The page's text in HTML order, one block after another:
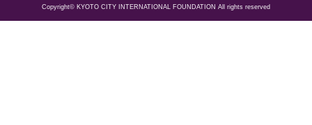
Copyright© KYOTO CITY INTERNATIONAL FOUNDATION All rights reserved